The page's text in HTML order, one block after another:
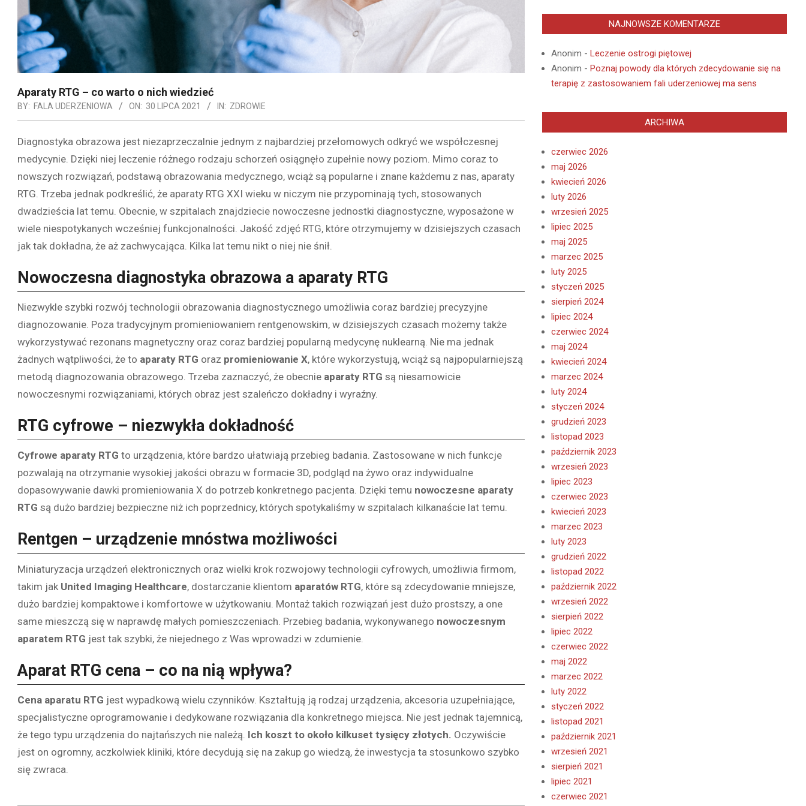
Aparaty RTG – co warto o nich wiedzieć
BY: FALA UDERZENIOWA ON: 30 LIPCA 2021 IN: ZDROWIE
Diagnostyka obrazowa jest niezaprzeczalnie jednym z najbardziej przełomowych odkryć we współczesnej
medycynie. Dzięki niej leczenie różnego rodzaju schorzeń osiągnęło zupełnie nowy poziom. Mimo coraz to
nowszych rozwiązań, podstawą obrazowania medycznego, wciąż są popularne i znane każdemu z nas, aparaty
RTG. Trzeba jednak podkreślić, że aparaty RTG XXI wieku w niczym nie przypominają tych, stosowanych
dwadzieścia lat temu. Obecnie, w szpitalach znajdziecie nowoczesne jednostki diagnostyczne, wyposażone w
wiele niespotykanych wcześniej funkcjonalności. Jakość zdjęć RTG, które otrzymujemy w dzisiejszych czasach
jak tak dokładna, że aż zachwycająca. Kilka lat temu nikt o niej nie śnił.
Nowoczesna diagnostyka obrazowa a aparaty RTG
Niezwykle szybki rozwój technologii obrazowania diagnostycznego umożliwia coraz bardziej precyzyjne
diagnozowanie. Poza tradycyjnym promieniowaniem rentgenowskim, w dzisiejszych czasach możemy także
wykorzystywać rezonans magnetyczny oraz coraz bardziej popularną medycynę nuklearną. Nie ma jednak
żadnych wątpliwości, że to aparaty RTG oraz promieniowanie X, które wykorzystują, wciąż są najpopularniejszą
metodą diagnozowania obrazowego. Trzeba zaznaczyć, że obecnie aparaty RTG są niesamowicie
nowoczesnymi rozwiązaniami, których obraz jest szaleńczo dokładny i wyraźny.
RTG cyfrowe – niezwykła dokładność
Cyfrowe aparaty RTG to urządzenia, które bardzo ułatwiają przebieg badania. Zastosowane w nich funkcje
pozwalają na otrzymanie wysokiej jakości obrazu w formacie 3D, podgląd na żywo oraz indywidualne
dopasowywanie dawki promieniowania X do potrzeb konkretnego pacjenta. Dzięki temu nowoczesne aparaty
RTG są dużo bardziej bezpieczne niż ich poprzednicy, których spotykaliśmy w szpitalach kilkanaście lat temu.
Rentgen – urządzenie mnóstwa możliwości
Miniaturyzacja urządzeń elektronicznych oraz wielki krok rozwojowy technologii cyfrowych, umożliwia firmom,
takim jak United Imaging Healthcare, dostarczanie klientom aparatów RTG, które są zdecydowanie mniejsze,
dużo bardziej kompaktowe i komfortowe w użytkowaniu. Montaż takich rozwiązań jest dużo prostszy, a one
same mieszczą się w naprawdę małych pomieszczeniach. Przebieg badania, wykonywanego nowoczesnym
aparatem RTG jest tak szybki, że niejednego z Was wprowadzi w zdumienie.
Aparat RTG cena – co na nią wpływa?
Cena aparatu RTG jest wypadkową wielu czynników. Kształtują ją rodzaj urządzenia, akcesoria uzupełniające,
specjalistyczne oprogramowanie i dedykowane rozwiązania dla konkretnego miejsca. Nie jest jednak tajemnicą,
że tego typu urządzenia do najtańszych nie należą. Ich koszt to około kilkuset tysięcy złotych. Oczywiście
jest on ogromny, aczkolwiek kliniki, które decydują się na zakup go wiedzą, że inwestycja ta stosunkowo szybko
się zwraca.
NAJNOWSZE KOMENTARZE
Anonim - Leczenie ostrogi piętowej
Anonim - Poznaj powody dla których zdecydowanie się na
terapię z zastosowaniem fali uderzeniowej ma sens
ARCHIWA
czerwiec 2026
maj 2026
kwiecień 2026
luty 2026
wrzesień 2025
lipiec 2025
maj 2025
marzec 2025
luty 2025
styczeń 2025
sierpień 2024
lipiec 2024
czerwiec 2024
maj 2024
kwiecień 2024
marzec 2024
luty 2024
styczeń 2024
grudzień 2023
listopad 2023
październik 2023
wrzesień 2023
lipiec 2023
czerwiec 2023
kwiecień 2023
marzec 2023
luty 2023
grudzień 2022
listopad 2022
październik 2022
wrzesień 2022
sierpień 2022
lipiec 2022
czerwiec 2022
maj 2022
marzec 2022
luty 2022
styczeń 2022
listopad 2021
październik 2021
wrzesień 2021
sierpień 2021
lipiec 2021
czerwiec 2021